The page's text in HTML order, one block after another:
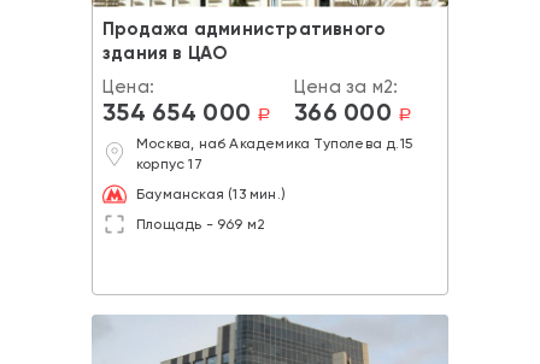
Продажа административного
здания в ЦАО
Цена:
354 654 000 a
Цена за м2:
366 000 a
Москва, наб Академика Туполева д.15
корпус 17
Бауманская (13 мин.)
Площадь - 969 м2